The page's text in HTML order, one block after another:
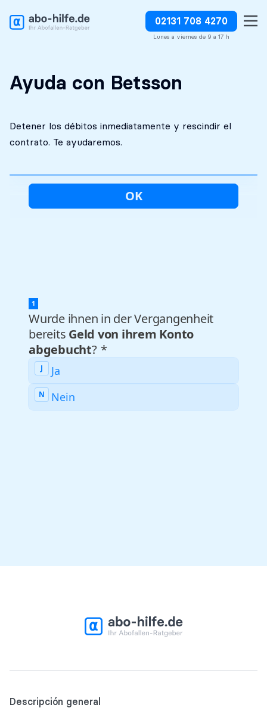
02131 708 4270
Lunes a viernes de 9 a 17 h
Análisis inicial
Absolutamente
Detener los débitos
inmediatamente
Ayuda con Betsson
Detener los débitos inmediatamente y rescindir el
contrato. Te ayudaremos.
Descripción general